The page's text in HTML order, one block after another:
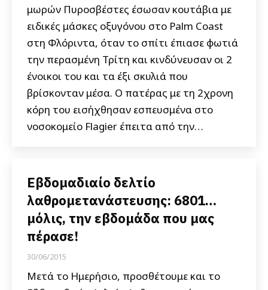
μωρών Πυροσβέστες έσωσαν κουτάβια με
ειδικές μάσκες οξυγόνου στο Palm Coast
στη Φλόριντα, όταν το σπίτι έπιασε φωτιά
την περασμένη Τρίτη και κινδύνευσαν οι 2
ένοικοι του και τα έξι σκυλιά που
βρίσκονταν μέσα. Ο πατέρας με τη 2χρονη
κόρη του εισήχθησαν εσπευσμένα στο
νοσοκομείο Flagier έπειτα από την…
Εβδομαδιαίο δελτίο
λαθρομετανάστευσης: 6801…
μόλις, την εβδομάδα που μας
πέρασε!
30/06/2015
Μετά το Ημερήσιο, προσθέτουμε και το